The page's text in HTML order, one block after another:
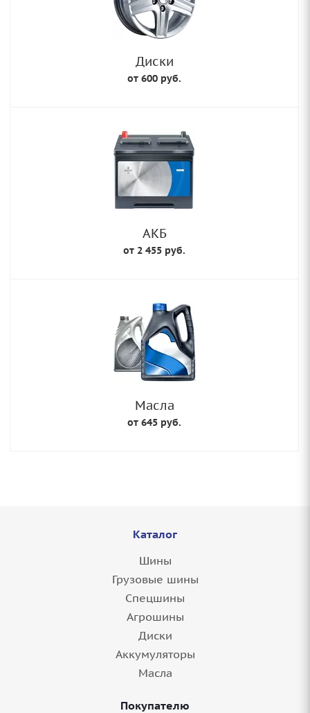
Диски
от 600 руб.
АКБ
от 2 455 руб.
Масла
от 645 руб.
Каталог
Шины
Грузовые шины
Спецшины
Агрошины
Диски
Аккумуляторы
Масла
Покупателю